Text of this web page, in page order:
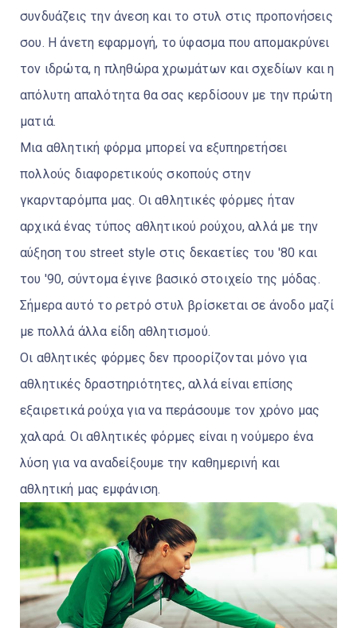
συνδυάζεις την άνεση και το στυλ στις προπονήσεις
σου. Η άνετη εφαρμογή, το ύφασμα που απομακρύνει
τον ιδρώτα, η πληθώρα χρωμάτων και σχεδίων και η
απόλυτη απαλότητα θα σας κερδίσουν με την πρώτη
ματιά.
Μια αθλητική φόρμα μπορεί να εξυπηρετήσει
πολλούς διαφορετικούς σκοπούς στην
γκαρνταρόμπα μας. Οι αθλητικές φόρμες ήταν
αρχικά ένας τύπος αθλητικού ρούχου, αλλά με την
αύξηση του street style στις δεκαετίες του '80 και
του '90, σύντομα έγινε βασικό στοιχείο της μόδας.
Σήμερα αυτό το ρετρό στυλ βρίσκεται σε άνοδο μαζί
με πολλά άλλα είδη αθλητισμού.
Οι αθλητικές φόρμες δεν προορίζονται μόνο για
αθλητικές δραστηριότητες, αλλά είναι επίσης
εξαιρετικά ρούχα για να περάσουμε τον χρόνο μας
χαλαρά. Οι αθλητικές φόρμες είναι η νούμερο ένα
λύση για να αναδείξουμε την καθημερινή και
αθλητική μας εμφάνιση.